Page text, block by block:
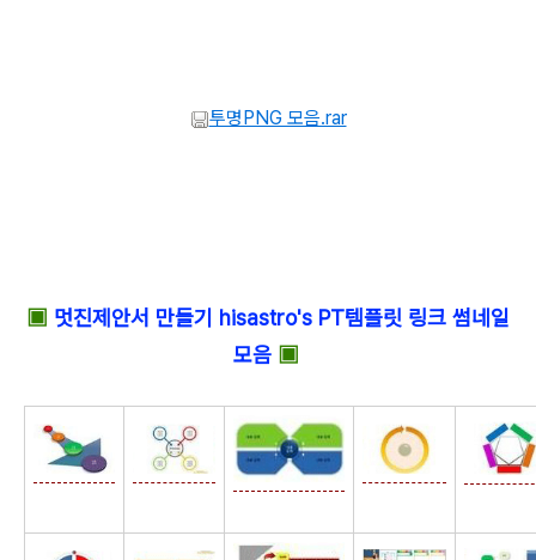
투명PNG 모음.rar
▣ 멋진제안서 만들기 hisastro's PT템플릿 링크 썸네일
모음▣